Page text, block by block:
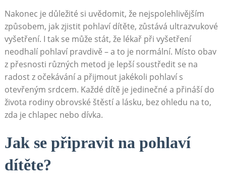
Nakonec je důležité si uvědomit, že nejspolehlivějším
způsobem, jak zjistit pohlaví dítěte, zůstává ultrazvukové
vyšetření. I tak se může stát, že lékař při vyšetření
neodhalí pohlaví pravdivě – a to je normální. Místo obav
z přesnosti různých metod je lepší soustředit se na
radost z očekávání a přijmout jakékoli pohlaví s
otevřeným srdcem. Každé dítě je jedinečné a přináší do
života rodiny obrovské štěstí a lásku, bez ohledu na to,
zda je chlapec nebo dívka.
Jak se připravit na pohlaví
dítěte?